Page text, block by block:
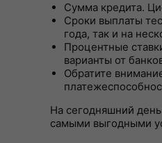
Сумма кредита.
Сроки выплаты
года, так и на
Процентные
варианты от
Обратите
На сегодняшний
самыми выгодными